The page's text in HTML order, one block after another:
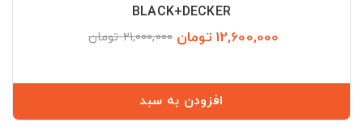
BLACK+DECKER
12,600,000 تومان 21,000,000 تومان
افزودن به سبد